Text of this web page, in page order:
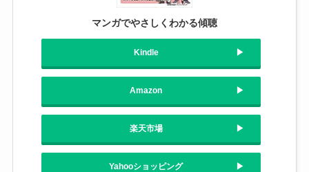
マンガでやさしくわかる傾聴
Kindle
Amazon
楽天市場
Yahooショッピング